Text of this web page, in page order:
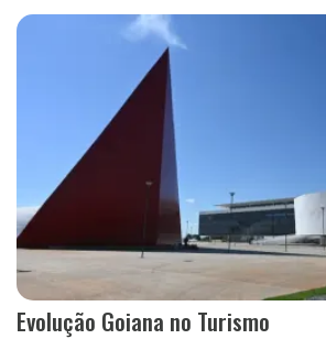
Evolução Goiana no Turismo